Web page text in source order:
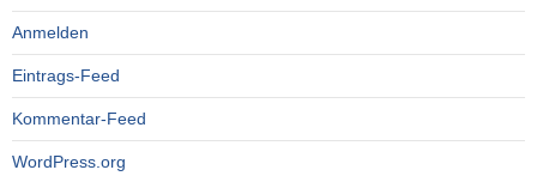
Anmelden
Eintrags-Feed
Kommentar-Feed
WordPress.org